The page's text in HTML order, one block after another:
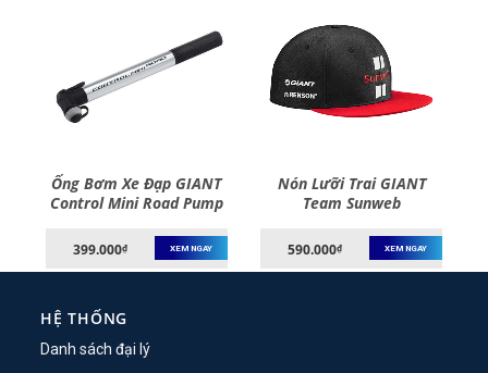
Ống Bơm Xe Đạp GIANT
Control Mini Road Pump
399.000₫ XEM NGAY
Nón Lưỡi Trai GIANT
Team Sunweb
590.000₫ XEM NGAY
HỆ THỐNG
Danh sách đại lý